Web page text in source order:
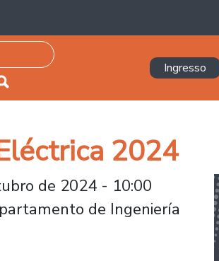
Pesquisar
Ingresso
2024
de 2024 - 10:00
de Ingeniería